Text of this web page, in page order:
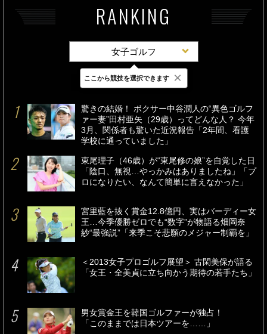
RANKING
女子ゴルフ
最新 24時間 週間
驚きの結婚！ ボクサー中谷潤人の“異色ゴルフ
ァー妻”田村亜矢（29歳）ってどんな人？ 今年
3月、関係者も驚いた近況報告「2年間、看護
学校に通っていました」
東尾理子（46歳）が“東尾修の娘”を自覚した日
「陰口、無視…やっかみはありましたね」「プ
ロになりたい、なんて簡単に言えなかった」
宮里藍を抜く賞金12.8億円、実はバーディー女
王…今季優勝ゼロでも“数字”が物語る畑岡奈
紗“最強説”「来季こそ悲願のメジャー制覇を」
＜2013女子プロゴルフ展望＞ 古閑美保が語る
「女王・全美貞に立ち向かう期待の若手たち」
男女賞金王を韓国ゴルファーが独占！
「このままでは日本ツアーを……」
ここから競技を選択できます ×